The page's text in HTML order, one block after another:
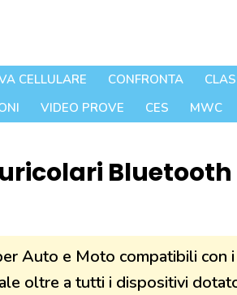
CELLULARE CONFRONTA
VIDEO PROVE CES MWC
Bluetooth
Auto e Moto compatibili con
oltre a tutti i dispositivi